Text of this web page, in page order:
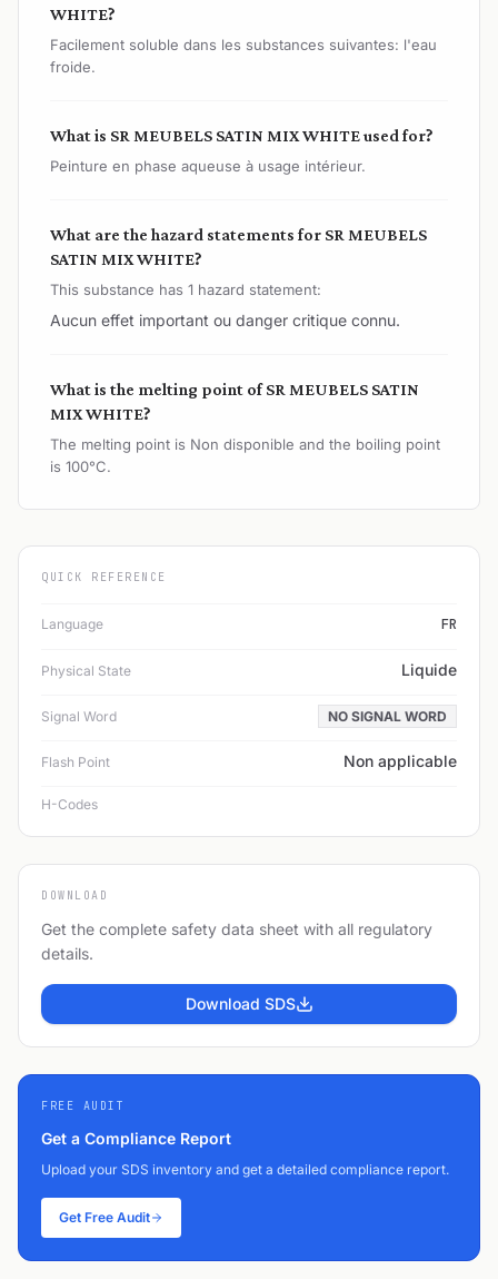
WHITE?
Facilement soluble dans les substances suivantes: l'eau
froide.
What is SR MEUBELS SATIN MIX WHITE used for?
Peinture en phase aqueuse à usage intérieur.
What are the hazard statements for SR MEUBELS
SATIN MIX WHITE?
This substance has 1 hazard statement:
Aucun effet important ou danger critique connu.
What is the melting point of SR MEUBELS SATIN
MIX WHITE?
The melting point is Non disponible and the boiling point
is 100°C.
QUICK REFERENCE
Language FR
Physical State Liquide
Signal Word NO SIGNAL WORD
Flash Point Non applicable
H-Codes
DOWNLOAD
Get the complete safety data sheet with all regulatory
details.
Download SDS
FREE AUDIT
Get a Compliance Report
Upload your SDS inventory and get a detailed compliance report.
Get Free Audit